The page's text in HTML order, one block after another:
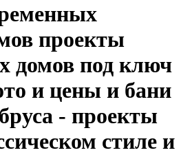
проекты
домов под ключ
и цены и бани
- проекты
стиле и